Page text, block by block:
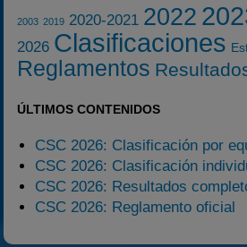
2003 2019 2020-2021 2022
2026 Clasificaciones
Reglamentos
ÚLTIMOS CONTENIDOS
CSC 2026: Clasificación por
CSC 2026: Clasificación
CSC 2026: Resultados
CSC 2026: Reglamento oficial